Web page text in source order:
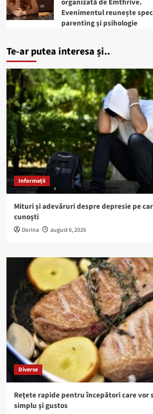
organizată de Emthrive.
Evenimentul reunește
parenting și psihologie
Te-ar putea interesa și..
Informații
Mituri și adevăruri despre depresie pe
cunoști
Dorina august 6, 2026
Diverse
Rețete rapide pentru începători care vor
simplu și gustos